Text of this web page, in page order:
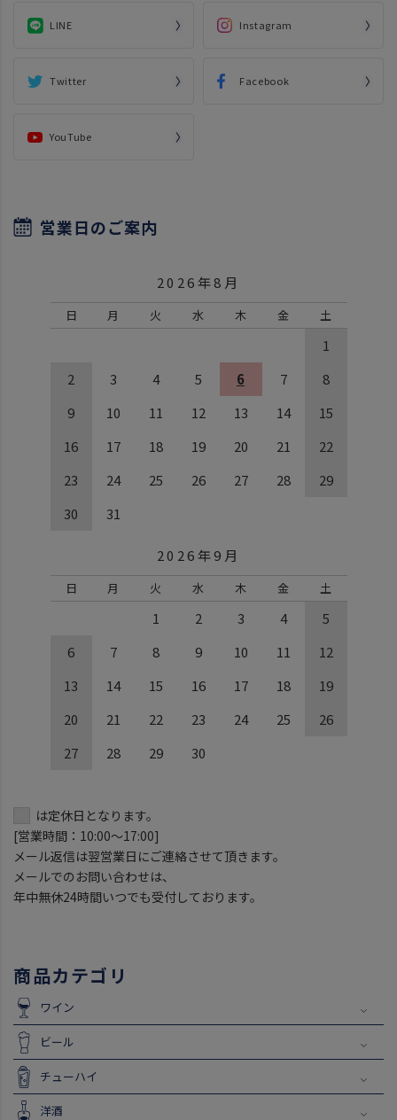
LINE Instagram
Twitter Facebook
YouTube
営業日のご案内
2026年8月
日 月 火 水 木 金 土
1
2
3 4 5 6 7
8
9
10 11 12 13 14
15
16
17 18 19 20 21
22
23
24 25 26 27 28
29
30
31
2026年9月
日 月 火 水 木 金 土
1 2 3 4
5
6
7 8 9 10 11
12
13
14 15 16 17 18
19
20
21 22 23 24 25
26
27
28 29 30
は定休日となります。
[営業時間：10:00～17:00]
メール返信は翌営業日にご連絡させて頂きます。
メールでのお問い合わせは、
年中無休24時間いつでも受付しております。
商品カテゴリ
ワイン
ビール
チューハイ
洋酒